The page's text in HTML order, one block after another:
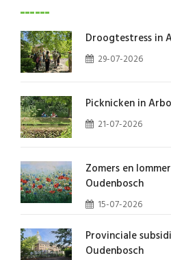
Droogtestress in
29-07-2026
Picknicken in
21-07-2026
Zomers en
Oudenbosch
15-07-2026
Provinciale
Oudenbosch